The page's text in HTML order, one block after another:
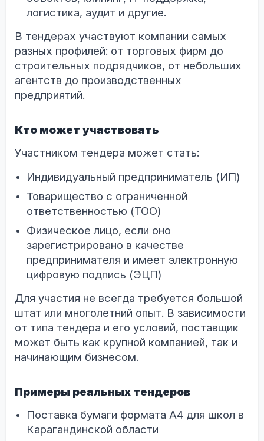
логистика, аудит и другие.
В тендерах участвуют компании самых
разных профилей: от торговых фирм до
строительных подрядчиков, от небольших
агентств до производственных
предприятий.
Кто может участвовать
Участником тендера может стать:
Индивидуальный предприниматель (ИП)
Товарищество с ограниченной
ответственностью (ТОО)
Физическое лицо, если оно
зарегистрировано в качестве
предпринимателя и имеет электронную
цифровую подпись (ЭЦП)
Для участия не всегда требуется большой
штат или многолетний опыт. В зависимости
от типа тендера и его условий, поставщик
может быть как крупной компанией, так и
начинающим бизнесом.
Примеры реальных тендеров
Поставка бумаги формата А4 для школ в
Карагандинской области